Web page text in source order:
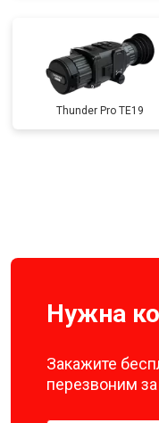
Thunder Pro TE19
Нужна
Закажите
перезвоним